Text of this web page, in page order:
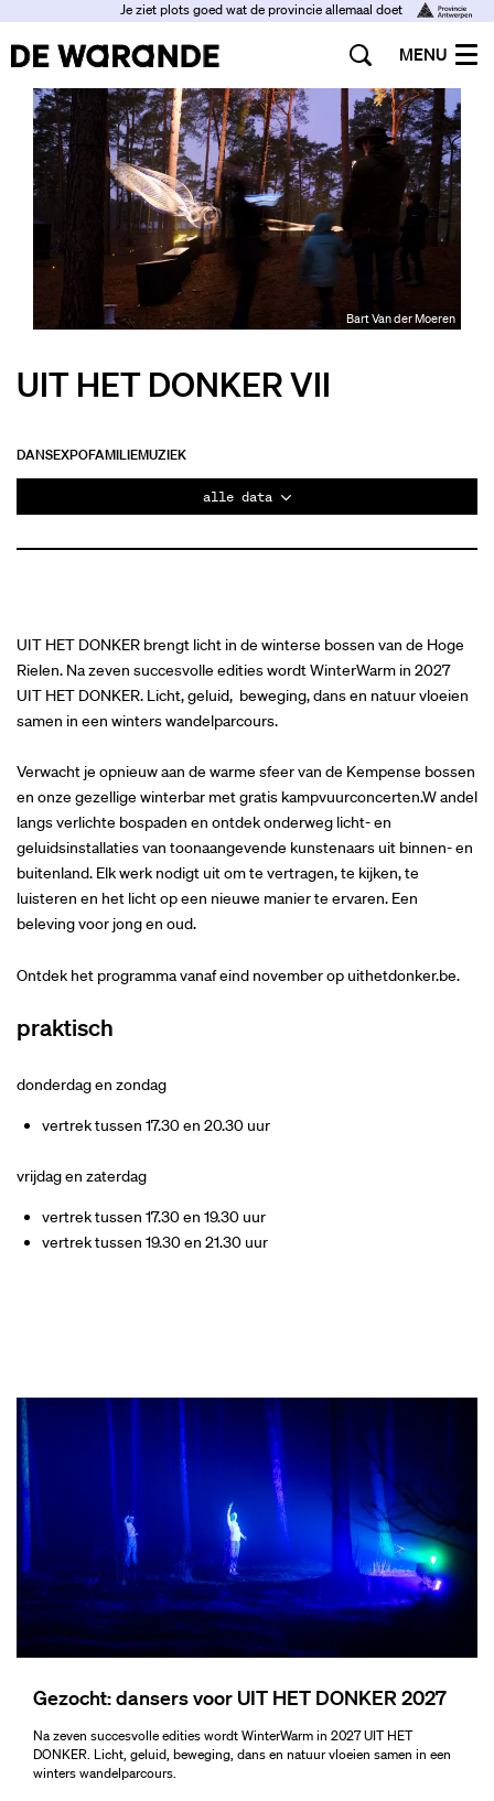
Je ziet plots goed wat de provincie allemaal doet
MENU
Bart Van der Moeren
UIT HET DONKER VII
DANSEXPOFAMILIEMUZIEK
alle data
UIT HET DONKER brengt licht in de winterse bossen van de Hoge
Rielen. Na zeven succesvolle edities wordt WinterWarm in 2027
UIT HET DONKER. Licht, geluid, beweging, dans en natuur vloeien
samen in een winters wandelparcours.
Verwacht je opnieuw aan de warme sfeer van de Kempense bossen
en onze gezellige winterbar met gratis kampvuurconcerten.W andel
langs verlichte bospaden en ontdek onderweg licht- en
geluidsinstallaties van toonaangevende kunstenaars uit binnen- en
buitenland. Elk werk nodigt uit om te vertragen, te kijken, te
luisteren en het licht op een nieuwe manier te ervaren. Een
beleving voor jong en oud.
Ontdek het programma vanaf eind november op uithetdonker.be.
praktisch
donderdag en zondag
vertrek tussen 17.30 en 20.30 uur
vrijdag en zaterdag
vertrek tussen 17.30 en 19.30 uur
vertrek tussen 19.30 en 21.30 uur
Gezocht: dansers voor UIT HET DONKER 2027
Na zeven succesvolle edities wordt WinterWarm in 2027 UIT HET
DONKER. Licht, geluid, beweging, dans en natuur vloeien samen in een
winters wandelparcours.